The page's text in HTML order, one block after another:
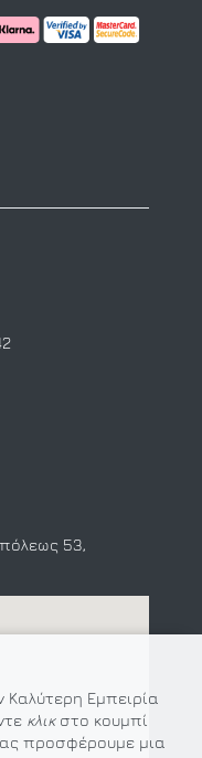
Καλύτερη Εμπειρία
κλικ στο κουμπί
προσφέρουμε μια
53,